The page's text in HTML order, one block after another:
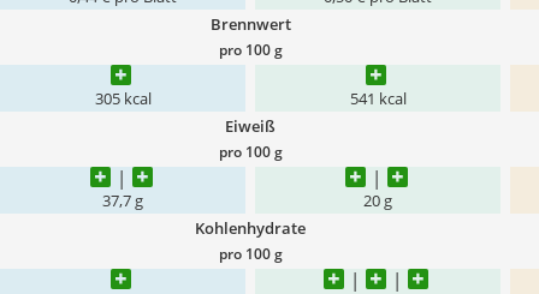
Brennwert
pro 100 g
305 kcal 541 kcal
Eiweiß
pro 100 g
37,7 g 20 g
Kohlenhydrate
pro 100 g